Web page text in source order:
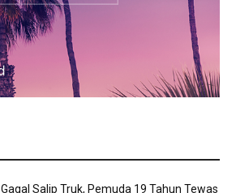
Gagal Salip Truk, Pemuda 19 Tahun Tewas